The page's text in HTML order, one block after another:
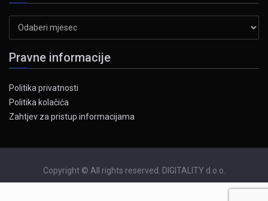
Pravne informacije
Politika privatnosti
Politika kolačića
Zahtjev za pristup informacijama
Copyright © All rights reserved. DIGITALITY d.o.o.